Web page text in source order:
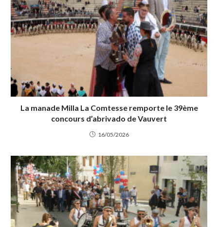
La manade Milla La Comtesse remporte le 39ème
concours d’abrivado de Vauvert
16/05/2026